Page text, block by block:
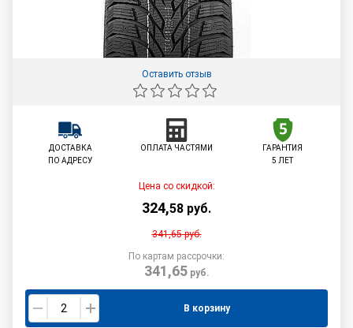
Оставить отзыв
ДОСТАВКА
ПО АДРЕСУ
ОПЛАТА ЧАСТЯМИ
ГАРАНТИЯ
5 ЛЕТ
Цена со скидкой:
324,58 руб.
341,65руб.
По картам рассрочки:
341,65руб.
В корзину